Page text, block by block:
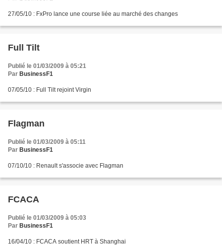
27/05/10 : FxPro lance une course liée au marché des changes
Full Tilt
Publié le 01/03/2009 à 05:21
Par BusinessF1
07/05/10 : Full Tilt rejoint Virgin
Flagman
Publié le 01/03/2009 à 05:11
Par BusinessF1
07/10/10 : Renault s'associe avec Flagman
FCACA
Publié le 01/03/2009 à 05:03
Par BusinessF1
16/04/10 : FCACA soutient HRT à Shanghai